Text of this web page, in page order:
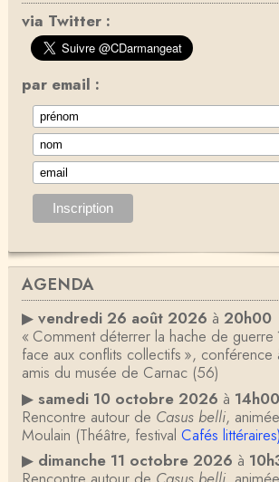
via Twitter :
par email :
AGENDA
▶ vendredi 26 août 2026 à 20h00
« Comment déterrer la hache de guerre
face aux conflits collectifs », conférence
amis du musée de Carnac (56)
▶ samedi 10 octobre 2026 à 14h00
Rencontre autour de Casus belli,
Moulain (Théâtre, festival Cafés littéraires)
▶ dimanche 11 octobre 2026 à